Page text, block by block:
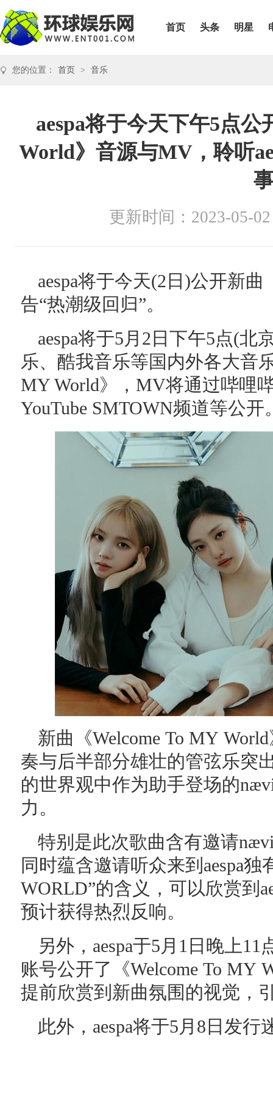
首页 头条 明星
您的位置： 首页 > 音乐
aespa将于今天下午5点
World》音源与MV，聆听
更新时间：2023-05-02
aespa将于今天(2日)公开新曲
告“热潮级回归”。
aespa将于5月2日下午5点(北
乐、酷我音乐等国内外各大音
MY World》，MV将通过哔哩
YouTube SMTOWN频道等公开
新曲《Welcome To MY
奏与后半部分雄壮的管弦乐突
的世界观中作为助手登场的
力。
特别是此次歌曲含有邀请
同时蕴含邀请听众来到aespa
WORLD”的含义，可以欣赏到
预计获得热烈反响。
另外，aespa于5月1日晚上
账号公开了《Welcome To MY
提前欣赏到新曲氛围的视觉，
此外，aespa将于5月8日发